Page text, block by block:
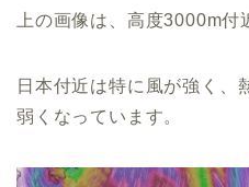
上の画像は、高度3000m付
日本付近は特に風が強く、
弱くなっています。